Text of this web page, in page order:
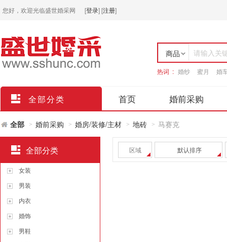
您好，欢迎光临盛世婚采网 [登录][注册]
商品
店铺
请输入关
热词 : 婚纱 蜜月 婚
全部分类 首页 婚前采购
全部 > 婚前采购 > 婚房/装修/主材 > 地砖 > 马赛克
区域 默认排序
全部分类
女装
男装
内衣
婚饰
男鞋